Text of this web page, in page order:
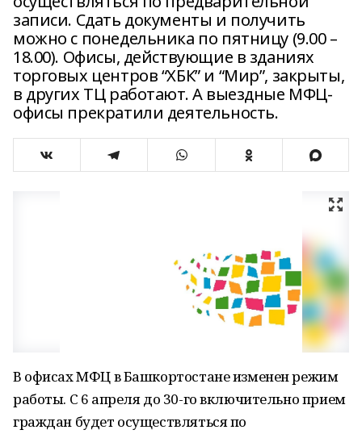
записи. Сдать документы и получить
можно с понедельника по пятницу (9.00 –
18.00). Офисы, действующие в зданиях
торговых центров “ХБК” и “Мир”, закрыты,
в других ТЦ работают. А выездные МФЦ-
офисы прекратили деятельность.
В офисах МФЦ в Башкортостане изменен режим
работы. С 6 апреля до 30-го включительно прием
граждан будет осуществляться по